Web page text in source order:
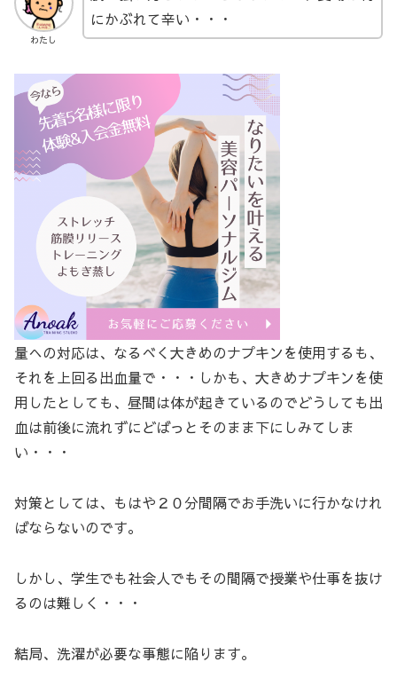
わたし
にかぶれて辛い・・・
量への対応は、なるべく大きめのナプキンを使用するも、
それを上回る出血量で・・・しかも、大きめナプキンを使
用したとしても、昼間は体が起きているのでどうしても出
血は前後に流れずにどばっとそのまま下にしみてしま
い・・・
対策としては、もはや２０分間隔でお手洗いに行かなけれ
ばならないのです。
しかし、学生でも社会人でもその間隔で授業や仕事を抜け
るのは難しく・・・
結局、洗濯が必要な事態に陥ります。